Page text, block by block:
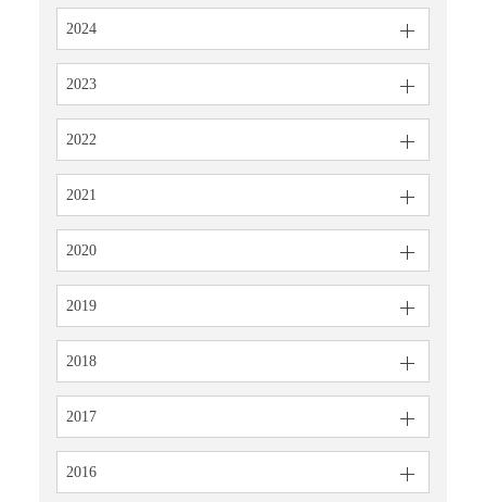
2024
2023
2022
2021
2020
2019
2018
2017
2016